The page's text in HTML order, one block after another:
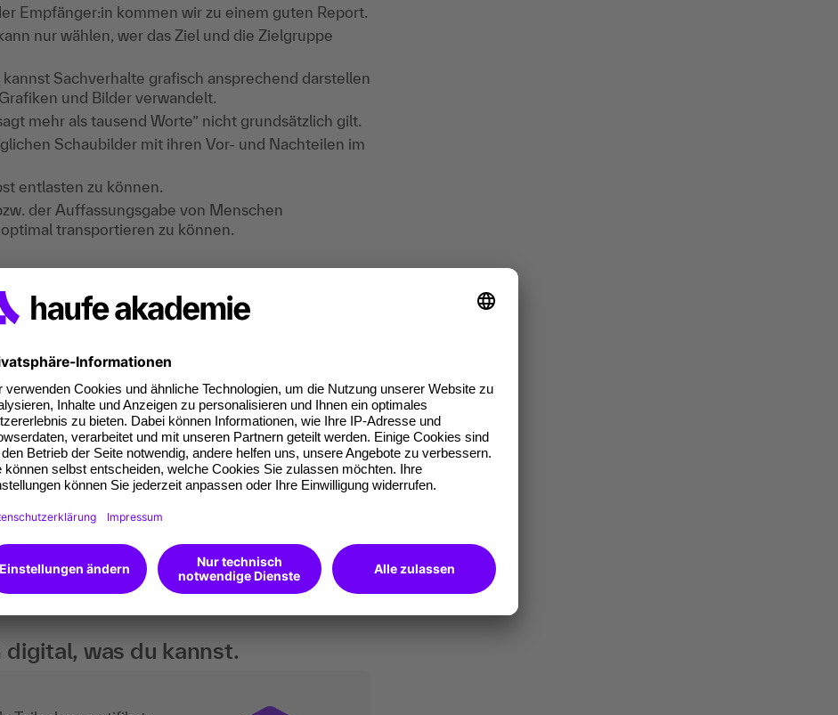
Empfänger:in kommen wir zu einem guten Report.
nur wählen, wer das Ziel und die Zielgruppe
Sachverhalte grafisch ansprechend darstellen
und Bilder verwandelt.
mehr als tausend Worte” nicht grundsätzlich gilt.
Schaubilder mit ihren Vor- und Nachteilen im
entlasten zu können.
der Auffassungsgabe von Menschen
transportieren zu können.
und praxisgerechten Methodik.
von fertigen Reports wechseln sich mit interaktiver
und Plenumsaustausch ab.
Führungskräfte aus dem Controlling sowie alle
für das Management erstellen und hier ihre
was du kannst.